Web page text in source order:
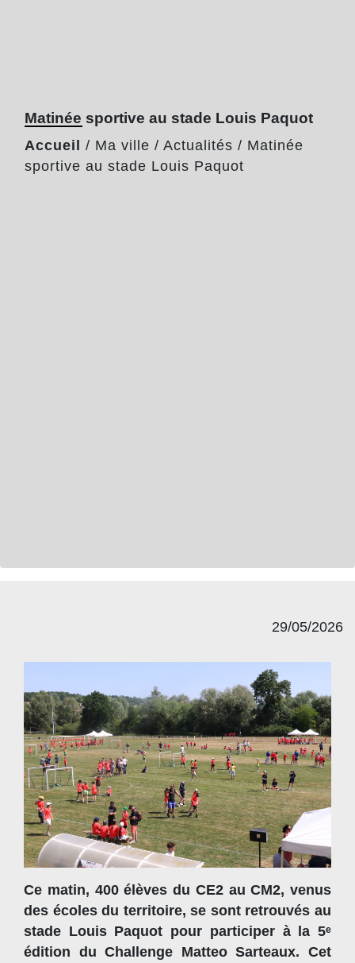
Matinée sportive au stade Louis Paquot
Accueil / Ma ville / Actualités / Matinée
sportive au stade Louis Paquot
29/05/2026
Ce matin, 400 élèves du CE2 au CM2, venus
des écoles du territoire, se sont retrouvés au
stade Louis Paquot pour participer à la 5ᵉ
édition du Challenge Matteo Sarteaux. Cet